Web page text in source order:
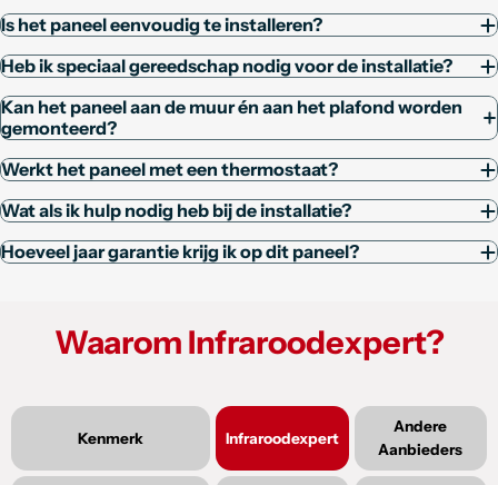
Is het paneel eenvoudig te installeren?
Heb ik speciaal gereedschap nodig voor de installatie?
Kan het paneel aan de muur én aan het plafond worden
gemonteerd?
Werkt het paneel met een thermostaat?
Wat als ik hulp nodig heb bij de installatie?
Hoeveel jaar garantie krijg ik op dit paneel?
Waarom Infraroodexpert?
Kenmerk Infraroodexpert
Andere
Aanbieders